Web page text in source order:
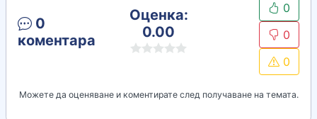
0
коментара
Оценка:
0.00
0
0
0
Можете да оценяване и коментирате след получаване на темата.